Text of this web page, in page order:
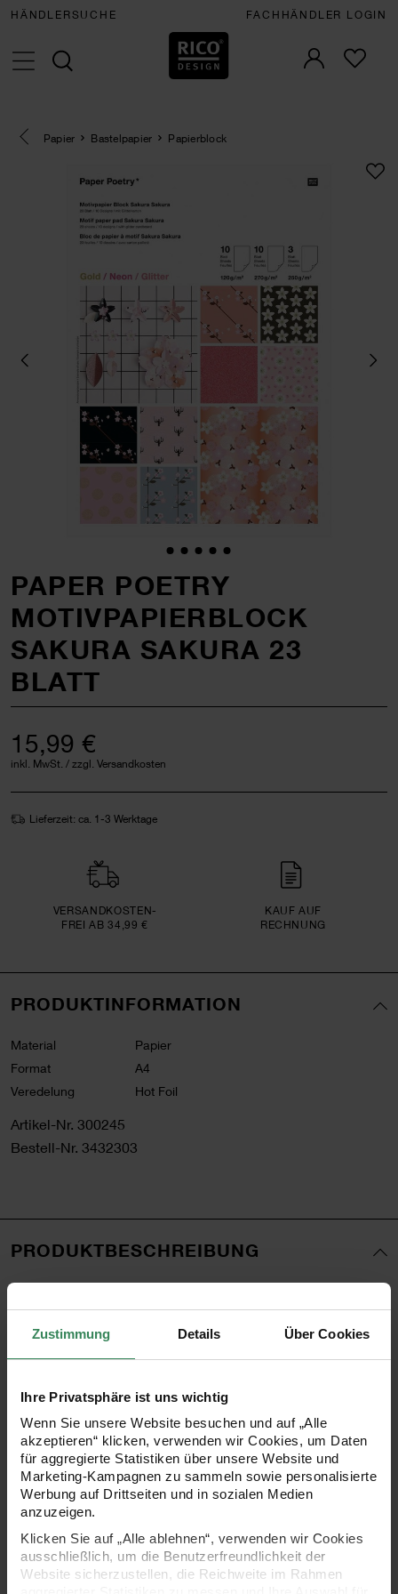
Zustimmung Details Über Cookies
Ihre Privatsphäre ist uns wichtig
Wenn Sie unsere Website besuchen und auf „Alle
akzeptieren“ klicken, verwenden wir Cookies, um Daten
für aggregierte Statistiken über unsere Website und
Marketing-Kampagnen zu sammeln sowie personalisierte
Werbung auf Drittseiten und in sozialen Medien
anzuzeigen.
Klicken Sie auf „Alle ablehnen“, verwenden wir Cookies
ausschließlich, um die Benutzerfreundlichkeit der
Website sicherzustellen, die Reichweite im Rahmen
HÄNDLERSUCHE FACHHÄNDLER LOGIN
Eine Kategorie zurück navigieren
Papier Bastelpapier Papierblock
PAPER POETRY
MOTIVPAPIERBLOCK
SAKURA SAKURA 23
BLATT
15,99 €
inkl. MwSt. / zzgl. Versandkosten
Lieferzeit: ca. 1-3 Werktage
VERSAND­KOSTEN­
FREI AB 34,99 €
KAUF AUF
RECHNUNG
PRODUKTINFORMATION
Material
Papier
Format
A4
Veredelung
Hot Foil
Artikel-Nr. 300245
Bestell-Nr. 3432303
PRODUKTBESCHREIBUNG
enthält 10 Blatt 120 g/m², 10 Blatt in 270 g/m² und 3 Blatt
in 250 g/m², die sich in unzählige Bastelprojekte
verwandeln lassen. Die Rückseiten sind unbedruckt (weiß).
Die Bögen sind durch eine Klebebindung am oberen Rand
fixiert und lassen sich ganz einfach austrennen. Der
Motivpapierblock der Themenwelt „Sakura Sakura“ enthält
verschiedene Kirschblüten-Motive. Die Designs sind